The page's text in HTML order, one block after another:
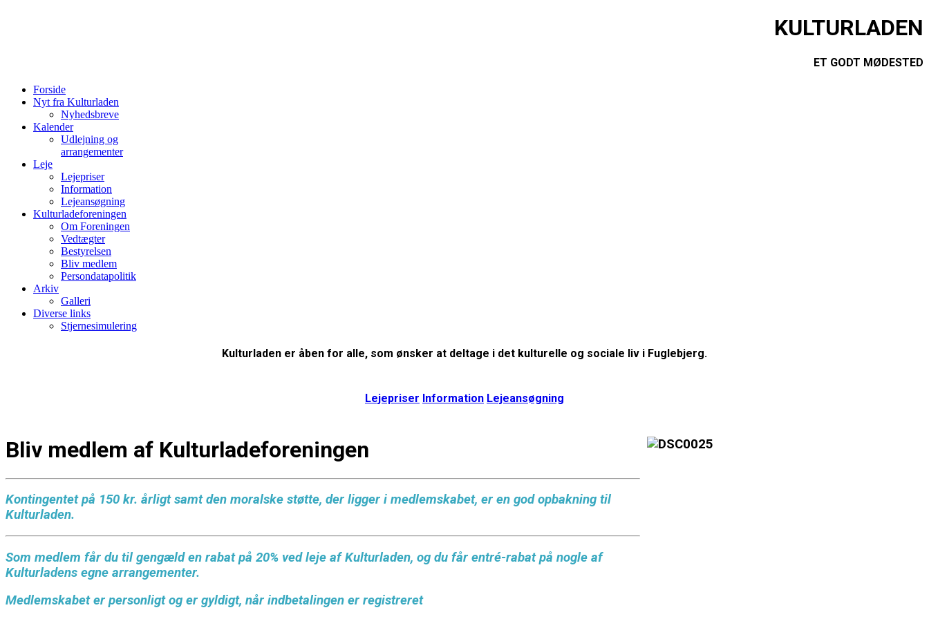
KULTURLADEN
ET GODT MØDESTED
Forside
Nyt fra Kulturladen
Nyhedsbreve
Kalender
Udlejning og
arrangementer
Leje
Lejepriser
Information
Lejeansøgning
Kulturladeforeningen
Om Foreningen
Vedtægter
Bestyrelsen
Bliv medlem
Persondatapolitik
Arkiv
Galleri
Diverse links
Stjernesimulering
Kulturladen er åben for alle, som ønsker at deltage i det kulturelle og sociale liv i Fuglebjerg.
Lejepriser Information Lejeansøgning
Bliv medlem af Kulturladeforeningen
Kontingentet på 150 kr. årligt samt den moralske støtte, der ligger i medlemskabet, er en god opbakning til
Kulturladen.
Som medlem får du til gengæld en rabat på 20% ved leje af Kulturladen, og du får entré-rabat på nogle af
Kulturladens egne arrangementer.
Medlemskabet er personligt og er gyldigt, når indbetalingen er registreret